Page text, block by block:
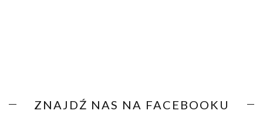
ZNAJDŹ NAS NA FACEBOOKU